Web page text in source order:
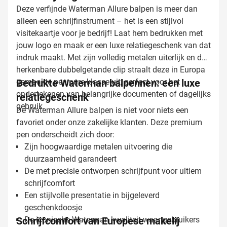
Deze verfijnde Waterman Allure balpen is meer dan
alleen een schrijfinstrument – het is een stijlvol
visitekaartje voor je bedrijf! Laat hem bedrukken met
jouw logo en maak er een luxe relatiegeschenk van dat
indruk maakt. Met zijn volledig metalen uiterlijk en de
herkenbare dubbelgetande clip straalt deze in Europa
gemaakte pen pure klasse uit, perfect voor het
ondertekenen van belangrijke documenten of dagelijks
gebruik.
Bedrukte Waterman balpennen: een luxe
relatiegeschenk
De Waterman Allure balpen is niet voor niets een
favoriet onder onze zakelijke klanten. Deze premium
pen onderscheidt zich door:
Zijn hoogwaardige metalen uitvoering die
duurzaamheid garandeert
De met precisie ontworpen schrijfpunt voor ultiem
schrijfcomfort
Een stijlvolle presentatie in bijgeleverd
geschenkdoosje
De iconische Waterman kwaliteit waar gebruikers
Schrijfcomfort van Europese makelij